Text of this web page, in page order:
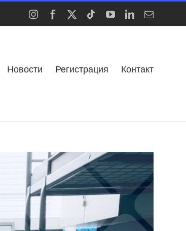
InstagramFacebook
X TiktokYouTubeLinkedInEmail
Новости Регистрация Контакт